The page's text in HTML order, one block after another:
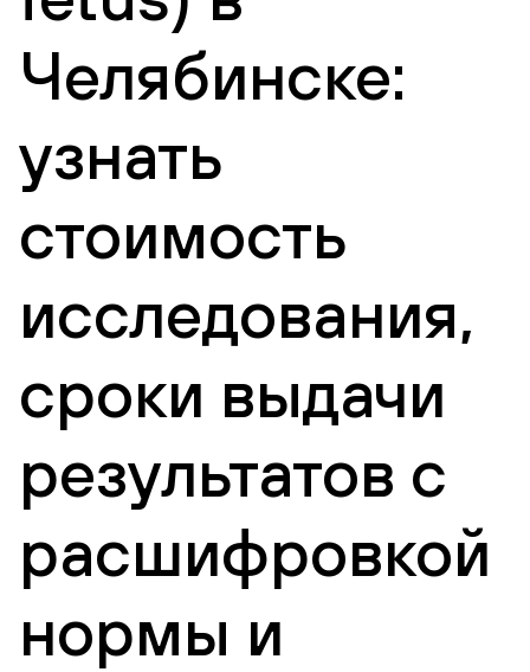
Челябинске:
узнать
стоимость
исследования,
сроки выдачи
результатов с
расшифровкой
нормы и